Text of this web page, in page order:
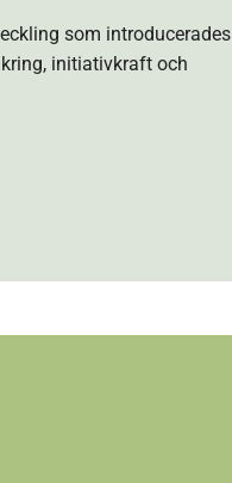
som introducerades
initiativkraft och